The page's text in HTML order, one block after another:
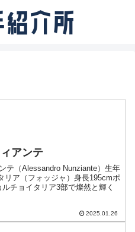
アンテ
テ（Alessandro Nunziante）生年
リア（フォッジャ）身長195cmポ
チョイタリア3部で燦然と輝く
2025.01.26